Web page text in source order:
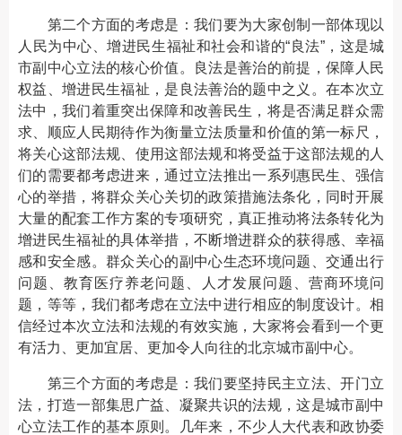
第二个方面的考虑是：我们要为大家创制一部体现以
人民为中心、增进民生福祉和社会和谐的“良法”，这是城
市副中心立法的核心价值。良法是善治的前提，保障人民
权益、增进民生福祉，是良法善治的题中之义。在本次立
法中，我们着重突出保障和改善民生，将是否满足群众需
求、顺应人民期待作为衡量立法质量和价值的第一标尺，
将关心这部法规、使用这部法规和将受益于这部法规的人
们的需要都考虑进来，通过立法推出一系列惠民生、强信
心的举措，将群众关心关切的政策措施法条化，同时开展
大量的配套工作方案的专项研究，真正推动将法条转化为
增进民生福祉的具体举措，不断增进群众的获得感、幸福
感和安全感。群众关心的副中心生态环境问题、交通出行
问题、教育医疗养老问题、人才发展问题、营商环境问
题，等等，我们都考虑在立法中进行相应的制度设计。相
信经过本次立法和法规的有效实施，大家将会看到一个更
有活力、更加宜居、更加令人向往的北京城市副中心。
第三个方面的考虑是：我们要坚持民主立法、开门立
法，打造一部集思广益、凝聚共识的法规，这是城市副中
心立法工作的基本原则。几年来，不少人大代表和政协委